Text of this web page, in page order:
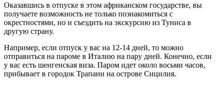
Оказавшись в отпуске в этом африканском государстве, вы
получаете возможность не только познакомиться с
окрестностями, но и съездить на экскурсию из Туниса в
другую страну.
Например, если отпуск у вас на 12-14 дней, то можно
отправиться на пароме в Италию на пару дней. Конечно, если
у вас есть шенгенская виза. Паром идет около восьми часов,
прибывает в городок Трапани на острове Сицилия.